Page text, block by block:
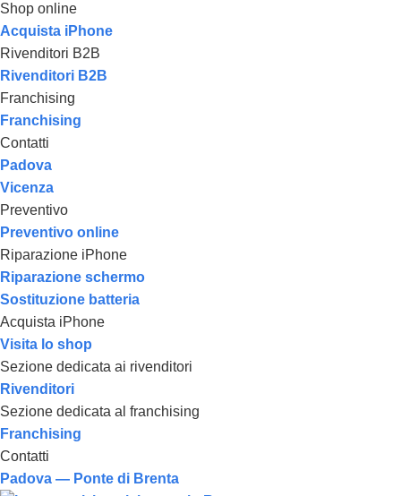
Shop online
Acquista iPhone
Rivenditori B2B
Rivenditori B2B
Franchising
Franchising
Contatti
Padova
Vicenza
Preventivo
Preventivo online
Riparazione iPhone
Riparazione schermo
Sostituzione batteria
Acquista iPhone
Visita lo shop
Sezione dedicata ai rivenditori
Rivenditori
Sezione dedicata al franchising
Franchising
Contatti
Padova — Ponte di Brenta